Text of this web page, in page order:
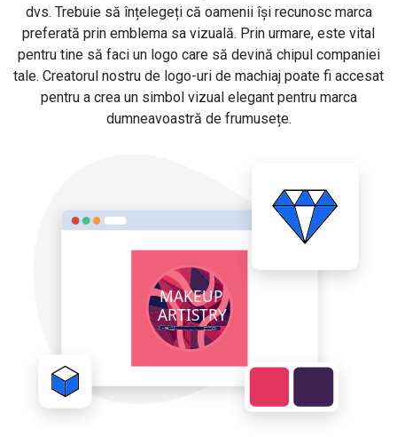
dvs. Trebuie să înțelegeți că oamenii își recunosc marca
preferată prin emblema sa vizuală. Prin urmare, este vital
pentru tine să faci un logo care să devină chipul companiei
tale. Creatorul nostru de logo-uri de machiaj poate fi accesat
pentru a crea un simbol vizual elegant pentru marca
dumneavoastră de frumusețe.